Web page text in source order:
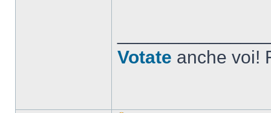
Votate anche voi!